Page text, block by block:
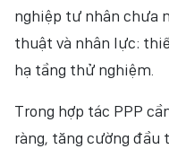
nghiệp tư nhân chưa
thuật và nhân lực:
hạ tầng thử nghiệm.
Trong hợp tác PPP
ràng, tăng cường đầu